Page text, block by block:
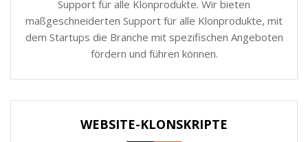
Support für alle Klonprodukte. Wir bieten
maßgeschneiderten Support für alle Klonprodukte, mit
dem Startups die Branche mit spezifischen Angeboten
fördern und führen können.
WEBSITE-KLONSKRIPTE